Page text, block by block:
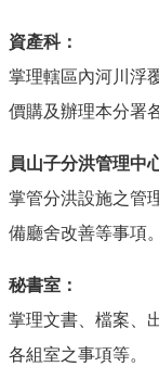
資產科：
掌理轄區內河川浮
價購及辦理本分署
員山子分洪管理中
掌管分洪設施之管
備廳舍改善等事項。
秘書室：
掌理文書、檔案、
各組室之事項等。